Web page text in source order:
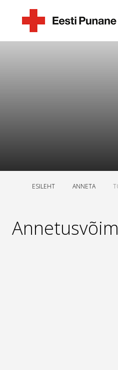
ESILEHT ANNETA